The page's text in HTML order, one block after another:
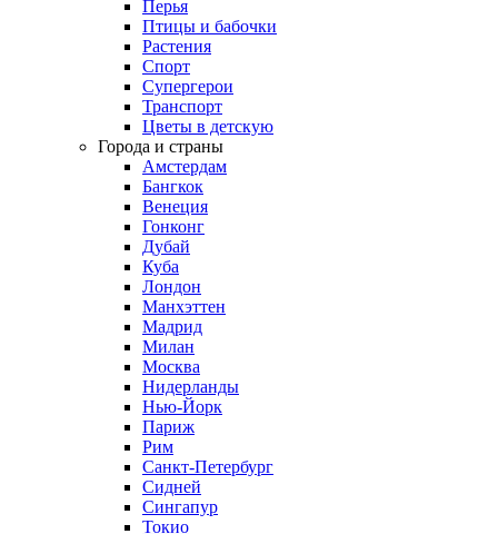
Перья
Птицы и бабочки
Растения
Спорт
Супергерои
Транспорт
Цветы в детскую
Города и страны
Амстердам
Бангкок
Венеция
Гонконг
Дубай
Куба
Лондон
Манхэттен
Мадрид
Милан
Москва
Нидерланды
Нью-Йорк
Париж
Рим
Санкт-Петербург
Сидней
Сингапур
Токио